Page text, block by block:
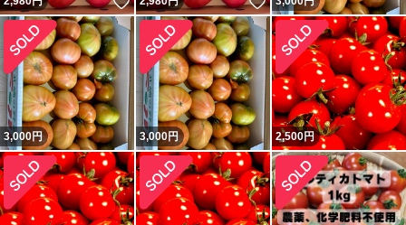
3,000円 3,000円 2,500円